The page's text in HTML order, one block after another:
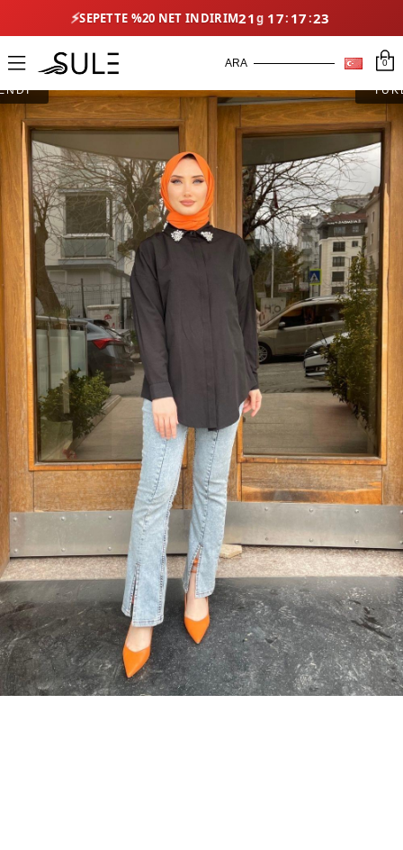
⚡SEPETTE %20 NET İNDIRIM21 17 17 23
0